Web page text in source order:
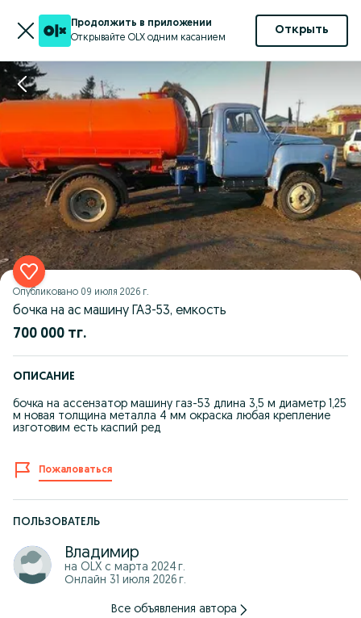
Продолжить в приложении
Открывайте OLX одним касанием
Открыть
Опубликовано 09 июля 2026 г.
бочка на ас машину ГАЗ-53, емкость
700 000 тг.
ОПИСАНИЕ
бочка на ассензатор машину газ-53 длина 3,5 м диаметр 1,25
м новая толщина металла 4 мм окраска любая крепление
изготовим есть каспий ред
Пожаловаться
ПОЛЬЗОВАТЕЛЬ
Владимир
на OLX с марта 2024 г.
Онлайн 31 июля 2026 г.
Все объявления автора